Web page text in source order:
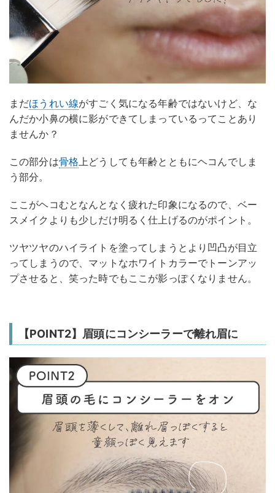
まだほうれい線がすごく気になる年齢ではないけど、な
んだか小鼻の横に影ができてしまっているってことあり
ませんか？
この部分は骨格上どうしても年齢とともにヘコんでしま
う部分。
ここがヘコむとなんとなく疲れた印象になるので、ベー
スメイクよりも少しだけ明るく仕上げるのがポイント。
ツヤツヤのハイライトを塗ってしまうとより凹凸が目立
ってしまうので、マットなホワイトカラーでトーンアッ
プさせると、笑った時でもここが影っぽくなりません。
【POINT2】眉頭にコンシーラーで離れ眉に